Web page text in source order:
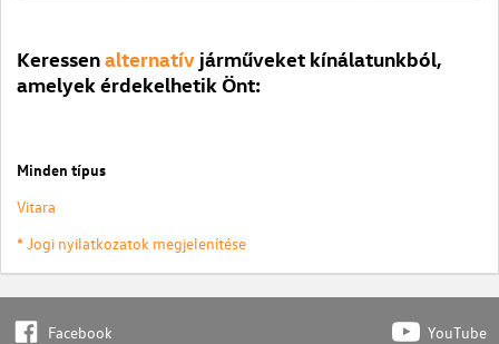
Keressenalternatív járműveket kínálatunkból,
amelyek érdekelhetik Önt:
Minden típus
Vitara
* Jogi nyilatkozatok megjelenítése
Facebook YouTube